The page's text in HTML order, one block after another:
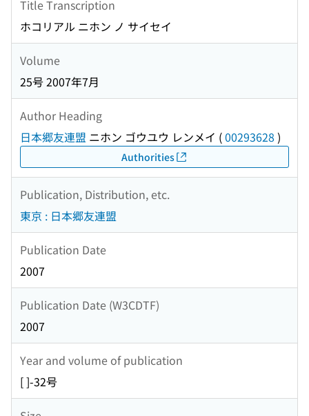
Title Transcription
ホコリアル ニホン ノ サイセイ
Volume
25号 2007年7月
Author Heading
日本郷友連盟 ニホン ゴウユウ レンメイ (00293628 )
Authorities
Publication, Distribution, etc.
東京 : 日本郷友連盟
Publication Date
2007
Publication Date (W3CDTF)
2007
Year and volume of publication
[ ]-32号